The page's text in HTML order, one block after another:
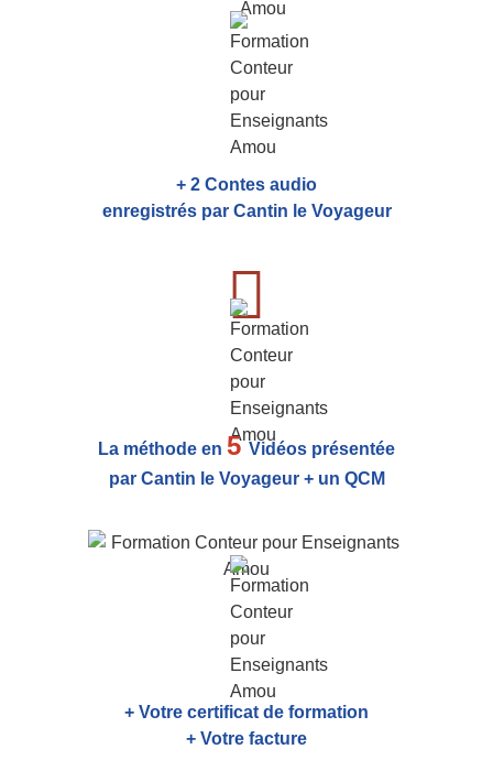
+ 2 Contes audio
enregistrés par Cantin le Voyageur
La méthode en 5Vidéos présentée
par Cantin le Voyageur + un QCM
+ Votre certificat de formation
+ Votre facture